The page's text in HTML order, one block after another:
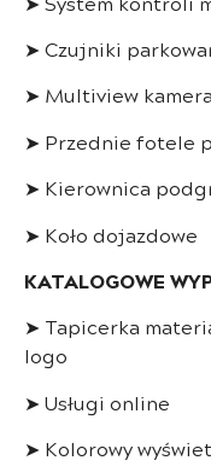
➤ Czujniki
➤ Multiview kamera
➤ Przednie fotele
➤ Kierownica
➤ Koło dojazdowe
KATALOGOWE
➤ Tapicerka
logo
➤ Usługi online
➤ Kolorowy